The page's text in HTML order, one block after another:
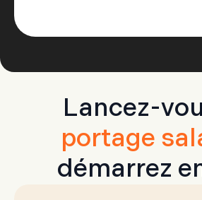
Lancez-
portage
démarrez